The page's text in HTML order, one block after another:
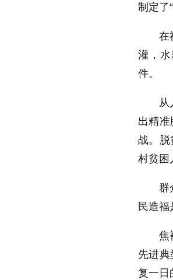
制定了
在
灌，水
件。
从
出精
战。脱
村贫困
群
民造福
焦
先进
复一日